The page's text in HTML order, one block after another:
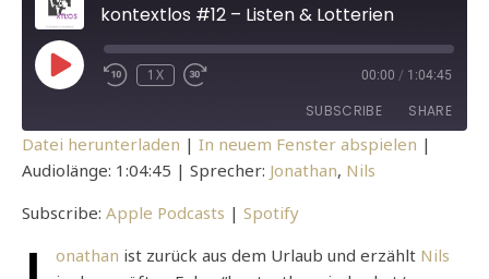
kontextlos #12 – Listen & Lotterien
PLAY EPISODE
REWIND 10 SECONDS
1X FAST FORWARD 30 SECONDS00:00 / 1:04:45
SUBSCRIBE SHARE
Apple Podcasts Spotify
RSS FEED
SHARE
LINK
EMBED
Datei herunterladen | In neuem Fenster abspielen |
Audiolänge: 1:04:45 | Sprecher: Jonathan, Nils
Subscribe: Apple Podcasts | Spotify
onathan ist zurück aus dem Urlaub und erzählt Nils